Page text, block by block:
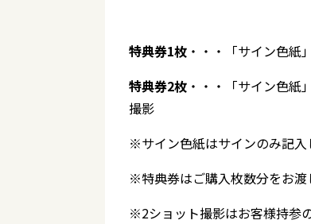
特典券1枚 ・・・「サイン色紙
特典券2枚 ・・・「サイン色
撮影
※サイン色紙はサインのみ記入
※特典券はご購入枚数分をお渡
※2ショット撮影はお客様持参